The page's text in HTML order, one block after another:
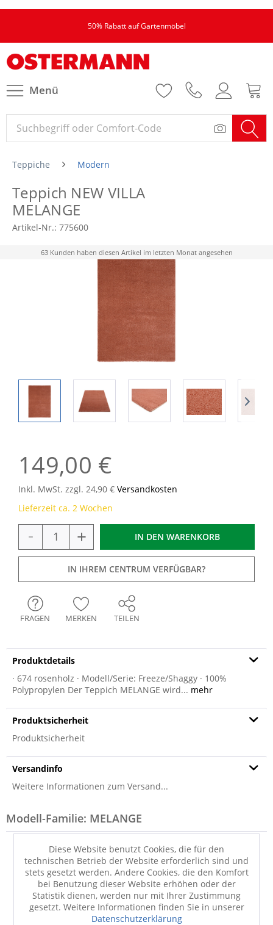
50% Rabatt auf Gartenmöbel
Menü
Teppiche Modern
Teppich NEW VILLA
MELANGE
Artikel-Nr.: 775600
63 Kunden haben diesen Artikel im letzten Monat angesehen
149,00 €
Inkl. MwSt. zzgl. 24,90 € Versandkosten
Lieferzeit ca. 2 Wochen
- + IN DEN WARENKORB
IN IHREM CENTRUM VERFÜGBAR?
FRAGEN MERKEN TEILEN
Produktdetails
· 674 rosenholz · Modell/Serie: Freeze/Shaggy · 100%
Polypropylen Der Teppich MELANGE wird... mehr
Produktsicherheit
Produktsicherheit
Versandinfo
Weitere Informationen zum Versand...
Modell-Familie: MELANGE
Diese Website benutzt Cookies, die für den
technischen Betrieb der Website erforderlich sind und
stets gesetzt werden. Andere Cookies, die den Komfort
bei Benutzung dieser Website erhöhen oder der
Statistik dienen, werden nur mit Ihrer Zustimmung
gesetzt. Weitere Informationen finden Sie in unserer
Datenschutzerklärung